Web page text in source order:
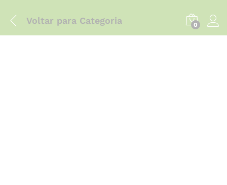
Voltar para Categoria 0